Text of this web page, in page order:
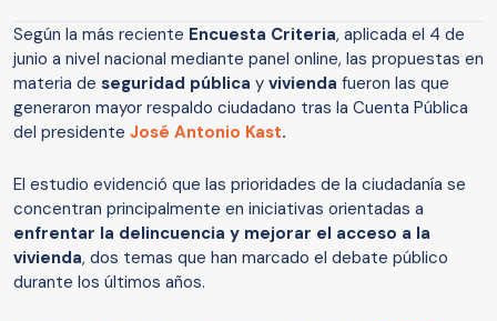
Según la más reciente Encuesta Criteria, aplicada el 4 de
junio a nivel nacional mediante panel online, las propuestas en
materia de seguridad pública y vivienda fueron las que
generaron mayor respaldo ciudadano tras la Cuenta Pública
del presidente José Antonio Kast.
El estudio evidenció que las prioridades de la ciudadanía se
concentran principalmente en iniciativas orientadas a
enfrentar la delincuencia y mejorar el acceso a la
vivienda, dos temas que han marcado el debate público
durante los últimos años.